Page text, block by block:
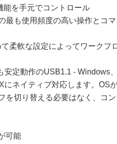
能を手元でコントロール
最も使用頻度の高い操作とコ
柔軟な設定によってワークフ
安定動作のUSB1.1 - Windows
にネイティブ対応します。OS
を切り替える必要はなく、コ
可能